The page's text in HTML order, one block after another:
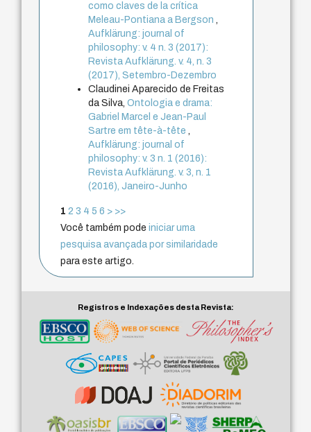
como claves de la crítica
Meleau-Pontiana a Bergson,
Aufklärung: journal of
philosophy: v. 4 n. 3 (2017):
Revista Aufklärung. v. 4, n. 3
(2017), Setembro-Dezembro
Claudinei Aparecido de Freitas
da Silva,Ontologia e drama:
Gabriel Marcel e Jean-Paul
Sartre em tête-à-tête,
Aufklärung: journal of
philosophy: v. 3 n. 1 (2016):
Revista Aufklärung. v. 3, n. 1
(2016), Janeiro-Junho
1 2 3 4 5 6 > >>
Você também podeiniciar uma
pesquisa avançada por similaridade
para este artigo.
Registros e Indexações desta Revista: